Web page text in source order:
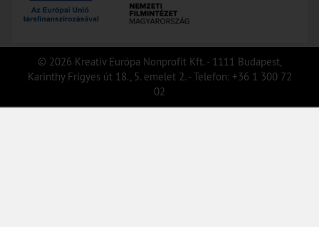
© 2026 Kreatív Európa Nonprofit Kft. - 1111 Budapest,
Karinthy Frigyes út 18., 5. emelet 2. - Telefon: +36 1 300 72
02